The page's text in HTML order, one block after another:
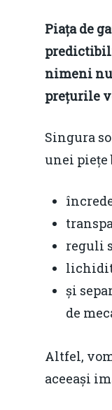
Piața de
nimeni nu
prețurile
Singura
unei piețe
reguli
și
de
Altfel,
aceeași